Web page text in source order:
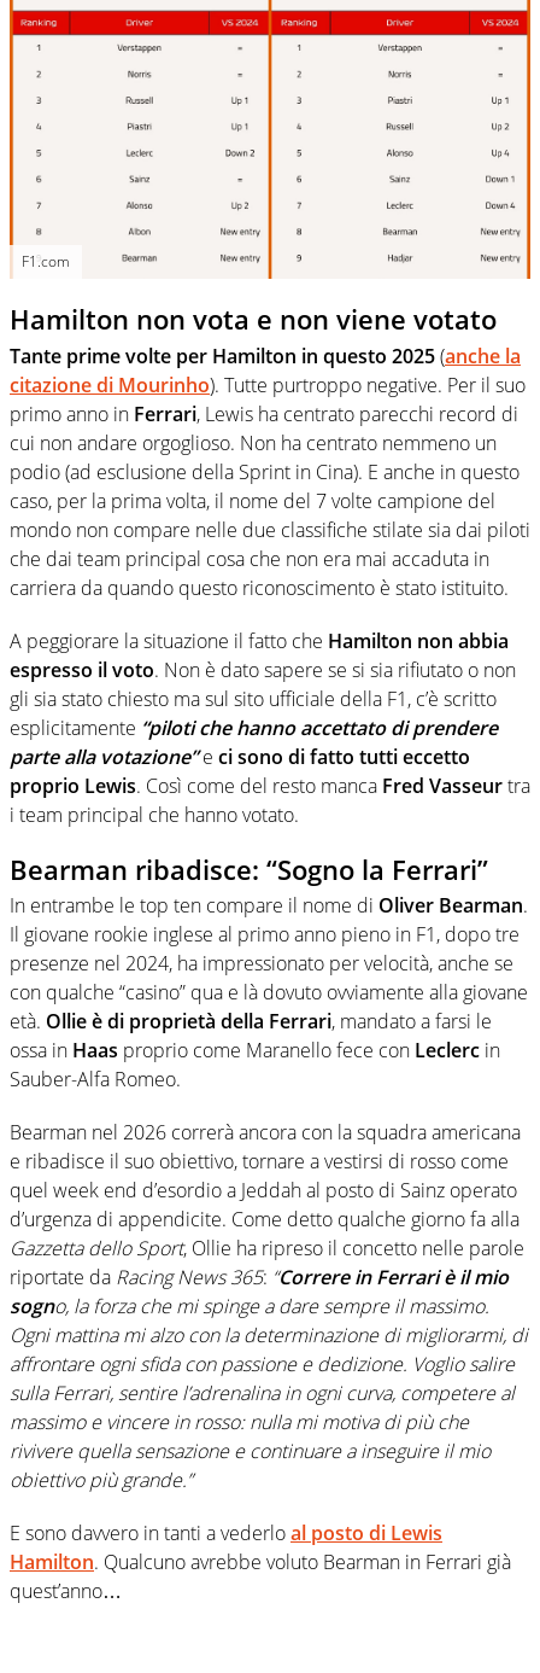
F1.com
Hamilton non vota e non viene votato
Tante prime volte per Hamilton in questo 2025(anche la
citazione di Mourinho). Tutte purtroppo negative. Per il suo
primo anno in Ferrari, Lewis ha centrato parecchi record di
cui non andare orgoglioso. Non ha centrato nemmeno un
podio (ad esclusione della Sprint in Cina). E anche in questo
caso, per la prima volta, il nome del 7 volte campione del
mondo non compare nelle due classifiche stilate sia dai piloti
che dai team principal cosa che non era mai accaduta in
carriera da quando questo riconoscimento è stato istituito.
A peggiorare la situazione il fatto che Hamilton non abbia
espresso il voto. Non è dato sapere se si sia rifiutato o non
gli sia stato chiesto ma sul sito ufficiale della F1, c’è scritto
esplicitamente “piloti che hanno accettato di prendere
parte alla votazione” e ci sono di fatto tutti eccetto
proprio Lewis. Così come del resto manca Fred Vasseurtra
i team principal che hanno votato.
Bearman ribadisce: “Sogno la Ferrari”
In entrambe le top ten compare il nome di Oliver Bearman.
Il giovane rookie inglese al primo anno pieno in F1, dopo tre
presenze nel 2024, ha impressionato per velocità, anche se
con qualche “casino” qua e là dovuto ovviamente alla giovane
età. Ollie è di proprietà della Ferrari, mandato a farsi le
ossa in Haas proprio come Maranello fece con Leclerc in
Sauber-Alfa Romeo.
Bearman nel 2026 correrà ancora con la squadra americana
e ribadisce il suo obiettivo, tornare a vestirsi di rosso come
quel week end d’esordio a Jeddah al posto di Sainz operato
d’urgenza di appendicite. Come detto qualche giorno fa alla
Gazzetta dello Sport, Ollie ha ripreso il concetto nelle parole
riportate da Racing News 365: “Correre in Ferrari è il mio
sogno, la forza che mi spinge a dare sempre il massimo.
Ogni mattina mi alzo con la determinazione di migliorarmi, di
affrontare ogni sfida con passione e dedizione. Voglio salire
sulla Ferrari, sentire l’adrenalina in ogni curva, competere al
massimo e vincere in rosso: nulla mi motiva di più che
rivivere quella sensazione e continuare a inseguire il mio
obiettivo più grande.”
E sono davvero in tanti a vederloal posto di Lewis
Hamilton. Qualcuno avrebbe voluto Bearman in Ferrari già
quest’anno…